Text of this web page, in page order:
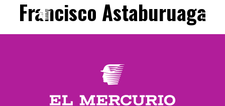
Francisco Astaburuaga